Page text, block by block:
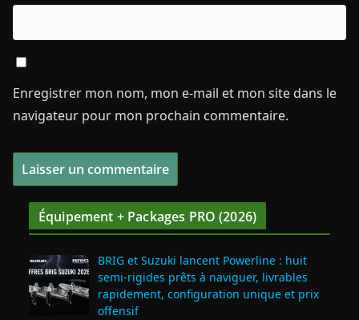
Enregistrer mon nom, mon e-mail et mon site dans le
navigateur pour mon prochain commentaire.
Équipement + Packages PRO (2026)
BRIG et Suzuki lancent Powerline : huit
semi‑rigides prêts à naviguer, livrables
rapidement, configuration unique et prix
offensif